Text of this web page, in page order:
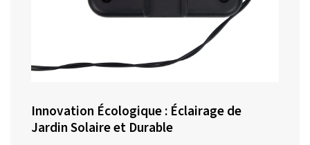
Innovation Écologique : Éclairage de
Jardin Solaire et Durable